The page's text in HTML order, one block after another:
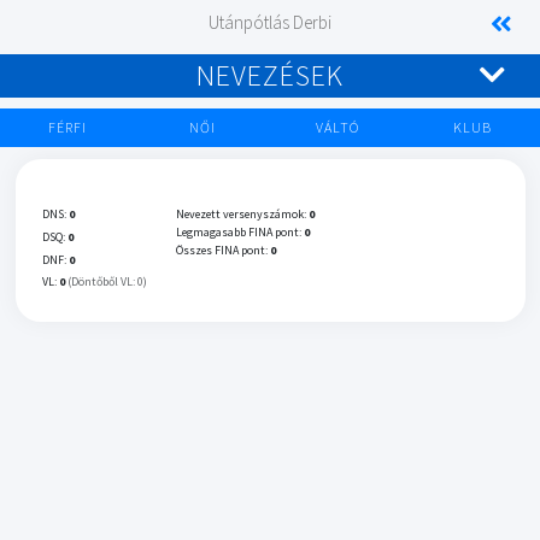
Utánpótlás Derbi
NEVEZÉSEK
FÉRFI NŐI VÁLTÓ KLUB
DNS: 0
DSQ: 0
DNF: 0
VL: 0 (Döntőből VL: 0)
Nevezett versenyszámok: 0
Legmagasabb FINA pont: 0
Összes FINA pont: 0